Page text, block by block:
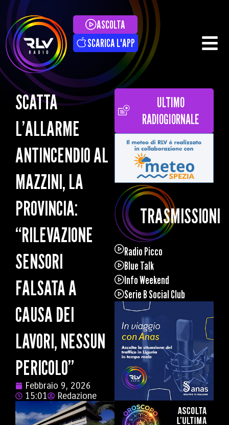
ASCOLTA
SCARICA L'APP
SCATTA
L’ALLARME
ANTINCENDIO AL
MAZZINI, LA
PROVINCIA:
“RILEVAZIONE
SENSORI
FALSATA A
CAUSA DEI
LAVORI, NESSUN
PERICOLO”
Febbraio 9, 2026
15:01
Redazione
ULTIMO
RADIOGIORNALE
TRASMISSIONI
Radio Picco
Blue Talk
Info Weekend
Serie B Social Club